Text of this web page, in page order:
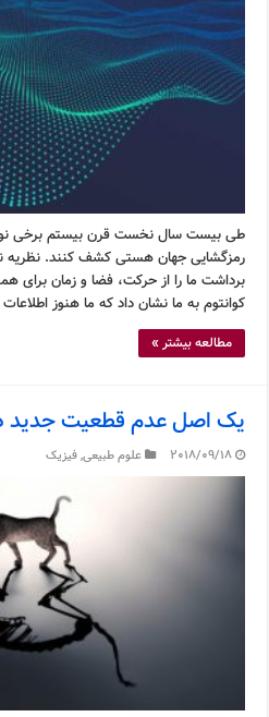
طی بیست سال نخست قرن بیستم برخی
رمزگشایی جهان هستی کشف کنند. نظریه
برداشت ما را از حرکت، فضا و زمان برای
کوانتوم به ما نشان داد که ما هنوز
مطالعه بیشتر »
یک اصل عدم قطعیت جدید
2018/09/18 علوم طبیعی,فیزیک